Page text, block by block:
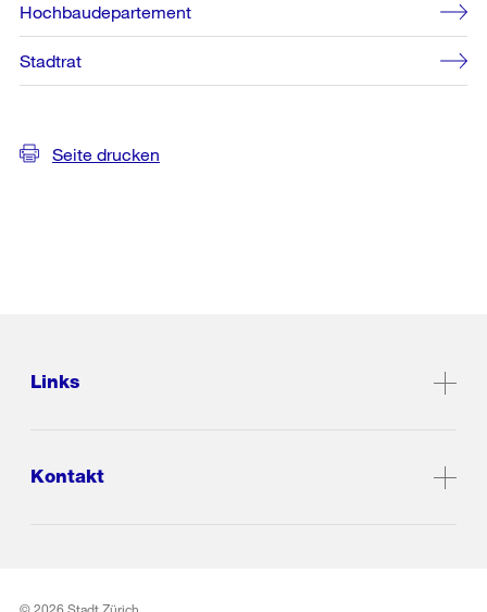
Hochbaudepartement
Stadtrat
Seite drucken
Links
Kontakt
© 2026 Stadt Zürich